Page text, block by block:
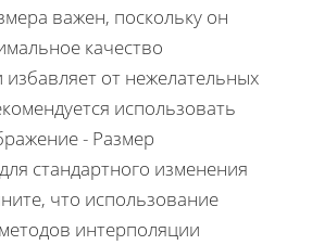
важен, поскольку он
качество
от нежелательных
использовать
- Размер
стандартного изменения
что использование
интерполяции